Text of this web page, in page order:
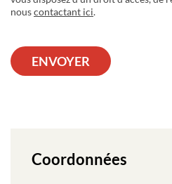
nouscontactant ici.
ENVOYER
Coordonnées